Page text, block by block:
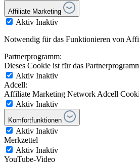
Affiliate Marketing
Aktiv Inaktiv
Notwendig für das Funktionieren von
Partnerprogramm:
Dieses Cookie ist für das
Aktiv Inaktiv
Adcell:
Affiliate Marketing Network Adcell
Aktiv Inaktiv
Komfortfunktionen
Aktiv Inaktiv
Merkzettel
Aktiv Inaktiv
YouTube-Video